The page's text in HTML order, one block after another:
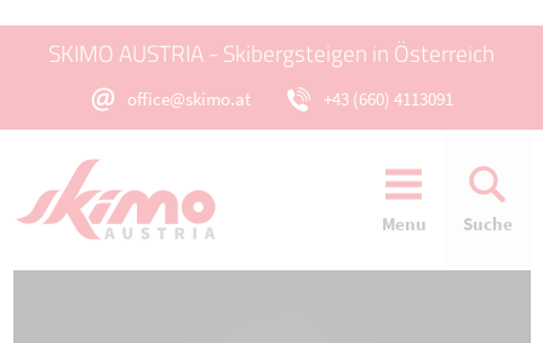
SKIMO AUSTRIA - Skibergsteigen in Österreich
office@skimo.at +43 (660) 4113091
Menu Suche